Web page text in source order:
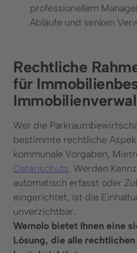
professionellem
Abläufe und senken
Rechtliche
für
Wer die
bestimmte rechtliche
kommunale Vorgaben,
Datenschutz . Werden
automatisch erfasst oder
eingerichtet, ist die
unverzichtbar.
Wemolo bietet Ihnen eine
Lösung, die alle